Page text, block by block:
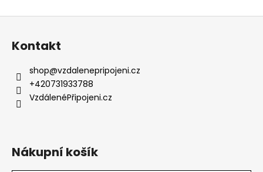
Kontakt
shop@vzdalenepripojeni.cz
+420731933788
VzdálenéPřipojeni.cz
Nákupní košík